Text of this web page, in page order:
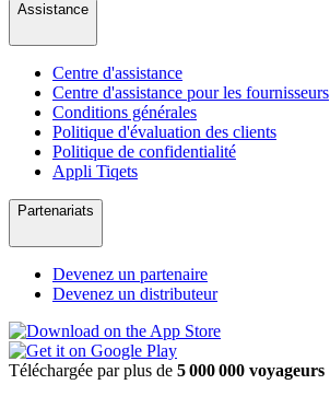
Assistance
Centre d'assistance
Centre d'assistance pour les fournisseurs
Conditions générales
Politique d'évaluation des clients
Politique de confidentialité
Appli Tiqets
Partenariats
Devenez un partenaire
Devenez un distributeur
Téléchargée par plus de 5 000 000 voyageurs